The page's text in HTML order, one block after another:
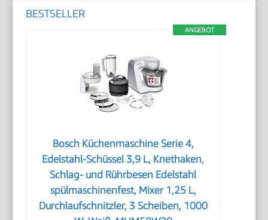
BESTSELLER
ANGEBOT
Bosch Küchenmaschine Serie 4,
Edelstahl-Schüssel 3,9 L, Knethaken,
Schlag- und Rührbesen Edelstahl
spülmaschinenfest, Mixer 1,25 L,
Durchlaufschnitzler, 3 Scheiben, 1000